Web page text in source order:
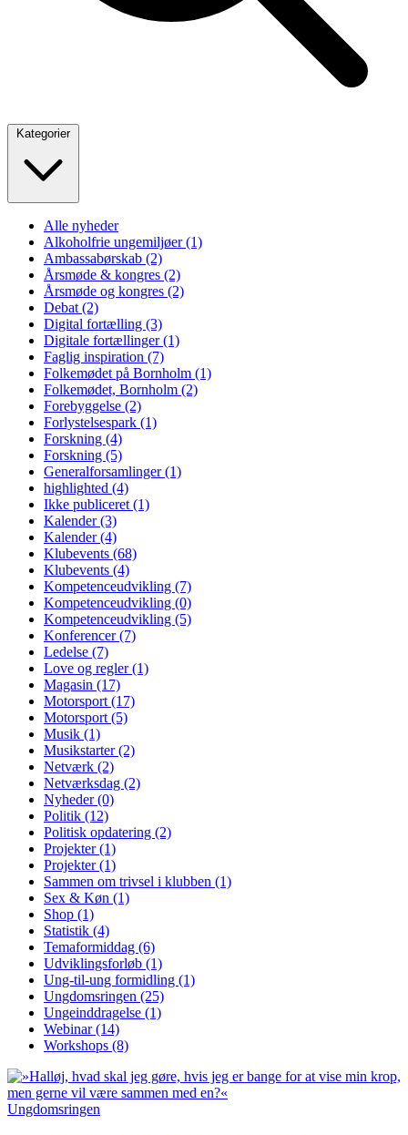
Kategorier
Alle nyheder
Alkoholfrie ungemiljøer(1)
Ambassabørskab (2)
Årsmøde & kongres (2)
Årsmøde og kongres (2)
Debat (2)
Digital fortælling (3)
Digitale fortællinger(1)
Faglig inspiration (7)
Folkemødet på Bornholm (1)
Folkemødet, Bornholm (2)
Forebyggelse (2)
Forlystelsespark (1)
Forskning (4)
Forskning (5)
Generalforsamlinger(1)
highlighted (4)
Ikke publiceret (1)
Kalender(3)
Kalender(4)
Klubevents (68)
Klubevents (4)
Kompetenceudvikling (7)
Kompetenceudvikling (0)
Kompetenceudvikling (5)
Konferencer(7)
Ledelse (7)
Love og regler(1)
Magasin (17)
Motorsport (17)
Motorsport (5)
Musik (1)
Musikstarter(2)
Netværk (2)
Netværksdag (2)
Nyheder(0)
Politik (12)
Politisk opdatering (2)
Projekter(1)
Projekter(1)
Sammen om trivsel i klubben (1)
Sex & Køn (1)
Shop (1)
Statistik (4)
Temaformiddag (6)
Udviklingsforløb (1)
Ung-til-ung formidling (1)
Ungdomsringen (25)
Ungeinddragelse (1)
Webinar(14)
Workshops (8)
Ungdomsringen